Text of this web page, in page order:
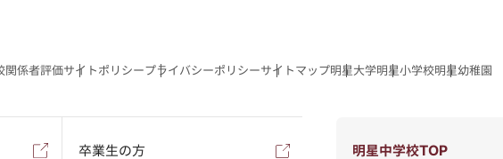
関係者評価サイトポリシープライバシーポリシーサイトマップ明星大学明星小学校明星幼稚園
卒業生の方 明星中学校TOP